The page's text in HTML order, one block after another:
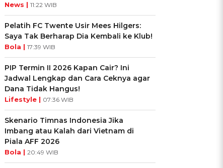
News | 11:22 WIB
Pelatih FC Twente Usir Mees Hilgers:
Saya Tak Berharap Dia Kembali ke Klub!
Bola | 17:39 WIB
PIP Termin II 2026 Kapan Cair? Ini
Jadwal Lengkap dan Cara Ceknya agar
Dana Tidak Hangus!
Lifestyle | 07:36 WIB
Skenario Timnas Indonesia Jika
Imbang atau Kalah dari Vietnam di
Piala AFF 2026
Bola | 20:49 WIB